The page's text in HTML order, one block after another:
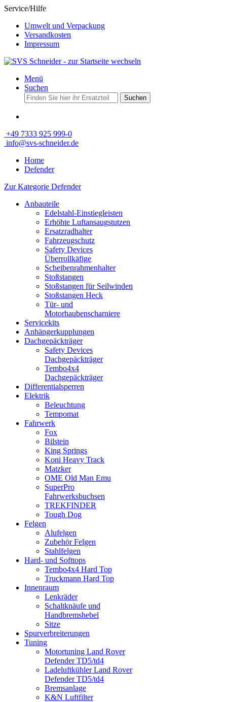
Service/Hilfe
Umwelt und Verpackung
Versandkosten
Impressum
Menü
Suchen
Suchen
+49 7333 925 999-0
info@svs-schneider.de
Home
Defender
Zur Kategorie Defender
Anbauteile
Edelstahl-Einstiegleisten
Erhöhte Luftansaugstutzen
Ersatzradhalter
Fahrzeugschutz
Safety Devices
Überrollkäfige
Scheibenrahmenhalter
Stoßstangen
Stoßstangen für Seilwinden
Stoßstangen Heck
Tür- und
Motorhaubenscharniere
Servicekits
Anhängerkupplungen
Dachgepäckträger
Safety Devices
Dachgepäckträger
Tembo4x4
Dachgepäckträger
Differentialsperren
Elektrik
Beleuchtung
Tempomat
Fahrwerk
Fox
Bilstein
King Springs
Koni Heavy Track
Matzker
OME Old Man Emu
SuperPro
Fahrwerksbuchsen
TREKFINDER
Tough Dog
Felgen
Alufelgen
Zubehör Felgen
Stahlfelgen
Hard- und Softtops
Tembo4x4 Hard Top
Truckmann Hard Top
Innenraum
Lenkräder
Schaltknäufe und
Handbremshebel
Sitze
Spurverbreiterungen
Tuning
Motortuning Land Rover
Defender TD5/td4
Ladeluftkühler Land Rover
Defender TD5/td4
Bremsanlage
K&N Luftfilter